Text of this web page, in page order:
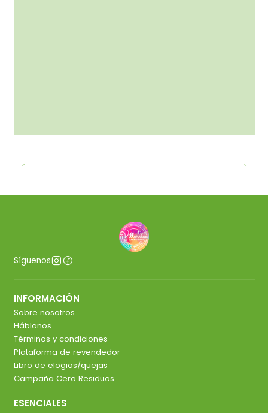
Síguenos
INFORMACIÓN
Sobre nosotros
Háblanos
Términos y condiciones
Plataforma de revendedor
Libro de elogios/quejas
Campaña Cero Residuos
ESENCIALES